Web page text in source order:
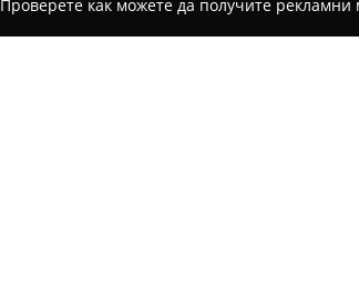
Проверете как можете да получите рекламни